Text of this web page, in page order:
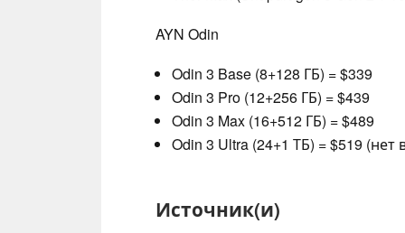
AYN Odin
Odin 3 Base (8+128 ГБ) = $339
Odin 3 Pro (12+256 ГБ) = $439
Odin 3 Max (16+512 ГБ) = $489
Odin 3 Ultra (24+1 ТБ) = $519 (нет
Источник(и)